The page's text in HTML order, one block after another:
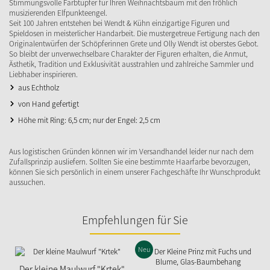
Stimmungsvolle Farbtupfer für Ihren Weihnachtsbaum mit den fröhlich
musizierenden Elfpunkteengel.
Seit 100 Jahren entstehen bei Wendt & Kühn einzigartige Figuren und
Spieldosen in meisterlicher Handarbeit. Die mustergetreue Fertigung nach den
Originalentwürfen der Schöpferinnen Grete und Olly Wendt ist oberstes Gebot.
So bleibt der unverwechselbare Charakter der Figuren erhalten, die Anmut,
Ästhetik, Tradition und Exklusivität ausstrahlen und zahlreiche Sammler und
Liebhaber inspirieren.
aus Echtholz
von Hand gefertigt
Höhe mit Ring: 6,5 cm; nur der Engel: 2,5 cm
Aus logistischen Gründen können wir im Versandhandel leider nur nach dem
Zufallsprinzip ausliefern. Sollten Sie eine bestimmte Haarfarbe bevorzugen,
können Sie sich persönlich in einem unserer Fachgeschäfte Ihr Wunschprodukt
aussuchen.
Empfehlungen für Sie
Neu